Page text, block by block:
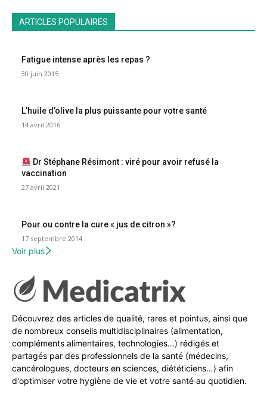
ARTICLES POPULAIRES
Fatigue intense après les repas ?
30 juin 2015
L’huile d’olive la plus puissante pour votre santé
14 avril 2016
Dr Stéphane Résimont : viré pour avoir refusé la
vaccination
27 avril 2021
Pour ou contre la cure « jus de citron »?
17 septembre 2014
Voir plus
Découvrez des articles de qualité, rares et pointus, ainsi que
de nombreux conseils multidisciplinaires (alimentation,
compléments alimentaires, technologies…) rédigés et
partagés par des professionnels de la santé (médecins,
cancérologues, docteurs en sciences, diététiciens…) afin
d'optimiser votre hygiène de vie et votre santé au quotidien.